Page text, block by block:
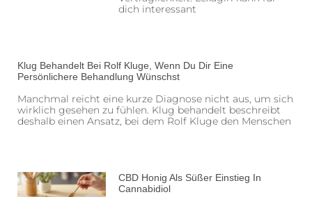
dich interessant
Klug Behandelt Bei Rolf Kluge, Wenn Du Dir Eine
Persönlichere Behandlung Wünschst
Manchmal reicht eine kurze Diagnose nicht aus, um sich
wirklich gesehen zu fühlen. Klug behandelt beschreibt
deshalb einen Ansatz, bei dem Rolf Kluge den Menschen
CBD Honig Als Süßer Einstieg In
Cannabidiol